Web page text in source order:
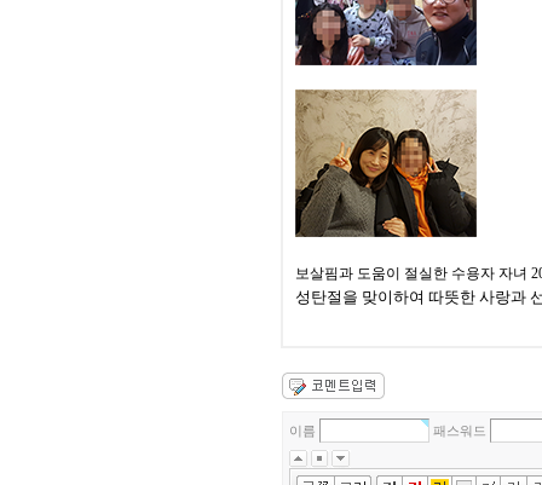
보살핌과 도움이 절실한 수용자 자녀
성탄절을 맞이하여 따뜻한 사랑과
이름 패스워드